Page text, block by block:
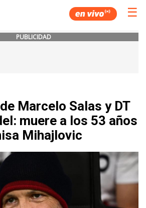
☰
PUBLICIDAD
Marcelo Salas y DT
muere a los 53 años
Mihajlovic